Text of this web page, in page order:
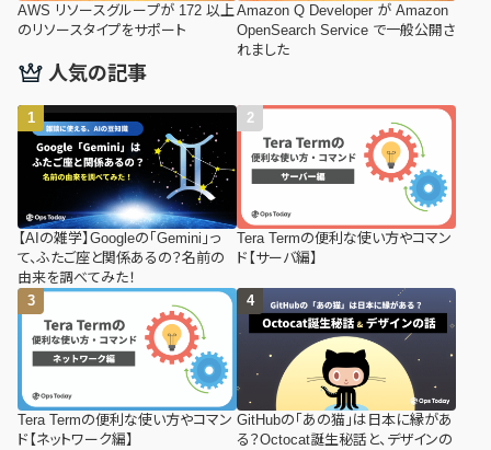
AWS リソースグループが 172 以上
のリソースタイプをサポート
Amazon Q Developer が Amazon
OpenSearch Service で一般公開さ
れました
人気の記事
【AIの雑学】Googleの「Gemini」っ
て、ふたご座と関係あるの？名前の
由来を調べてみた！
Tera Termの便利な使い方やコマン
ド【サーバ編】
Tera Termの便利な使い方やコマン
ド【ネットワーク編】
GitHubの「あの猫」は日本に縁があ
る？Octocat誕生秘話と、デザインの